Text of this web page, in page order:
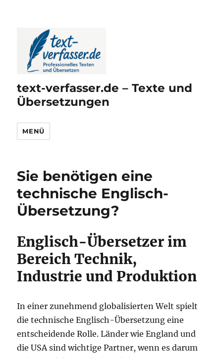
text-verfasser.de – Texte und
Übersetzungen
MENÜ
Sie benötigen eine
technische Englisch-
Übersetzung?
Englisch-Übersetzer im
Bereich Technik,
Industrie und Produktion
In einer zunehmend globalisierten Welt spielt
die technische Englisch-Übersetzung eine
entscheidende Rolle. Länder wie England und
die USA sind wichtige Partner, wenn es darum